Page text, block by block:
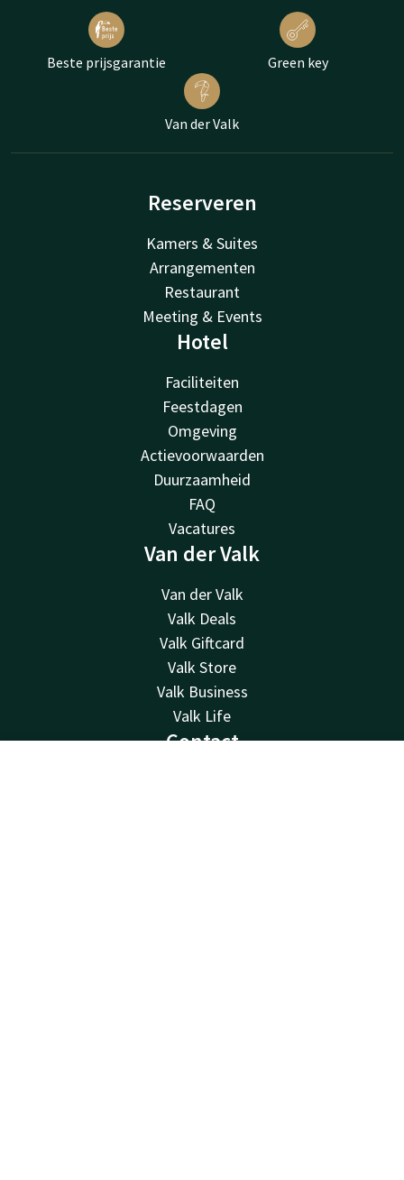
Beste prijsgarantie Green key
Van der Valk
Reserveren
Kamers & Suites
Arrangementen
Restaurant
Meeting & Events
Hotel
Faciliteiten
Feestdagen
Omgeving
Actievoorwaarden
Duurzaamheid
FAQ
Vacatures
Van der Valk
Van der Valk
Valk Deals
Valk Giftcard
Valk Store
Valk Business
Valk Life
Contact